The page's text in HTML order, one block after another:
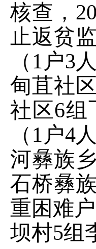
核查，
止返贫
（ 1 户3
甸苴社区
社区6组
（ 1 户4
河彝族
石桥彝
重困难
坝村5组